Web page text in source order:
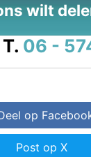
wilt
T. 06 -
op
Post op X